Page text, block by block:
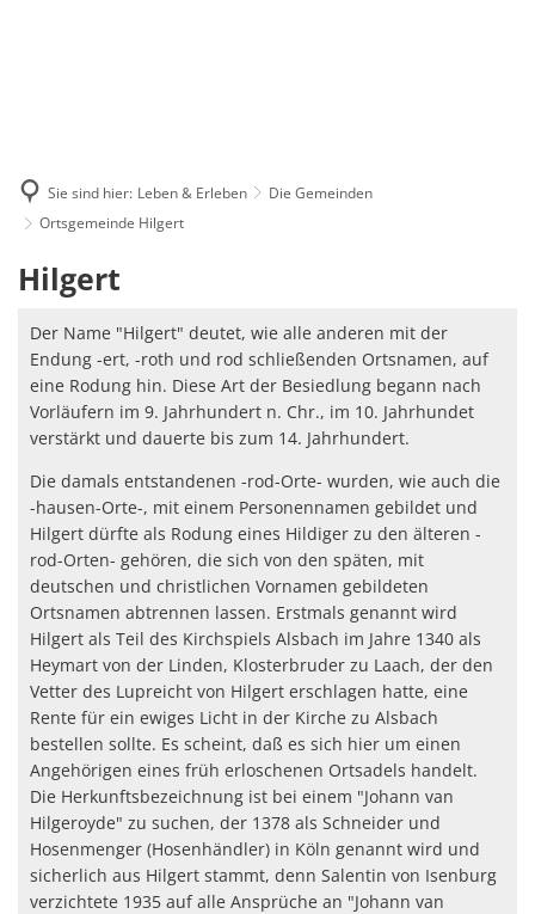
Sie sind hier: Leben & Erleben
Die Gemeinden
Ortsgemeinde Hilgert
Ortsgemeinde
Hilgert
Hilgert
Der Name "Hilgert" deutet, wie alle anderen mit der
Endung -ert, -roth und rod schließenden Ortsnamen, auf
eine Rodung hin. Diese Art der Besiedlung begann nach
Vorläufern im 9. Jahrhundert n. Chr., im 10. Jahrhundet
verstärkt und dauerte bis zum 14. Jahrhundert.
Die damals entstandenen -rod-Orte- wurden, wie auch die
-hausen-Orte-, mit einem Personennamen gebildet und
Hilgert dürfte als Rodung eines Hildiger zu den älteren -
rod-Orten- gehören, die sich von den späten, mit
deutschen und christlichen Vornamen gebildeten
Ortsnamen abtrennen lassen. Erstmals genannt wird
Hilgert als Teil des Kirchspiels Alsbach im Jahre 1340 als
Heymart von der Linden, Klosterbruder zu Laach, der den
Vetter des Lupreicht von Hilgert erschlagen hatte, eine
Rente für ein ewiges Licht in der Kirche zu Alsbach
bestellen sollte. Es scheint, daß es sich hier um einen
Angehörigen eines früh erloschenen Ortsadels handelt.
Die Herkunftsbezeichnung ist bei einem "Johann van
Hilgeroyde" zu suchen, der 1378 als Schneider und
Hosenmenger (Hosenhändler) in Köln genannt wird und
sicherlich aus Hilgert stammt, denn Salentin von Isenburg
verzichtete 1935 auf alle Ansprüche an "Johann van